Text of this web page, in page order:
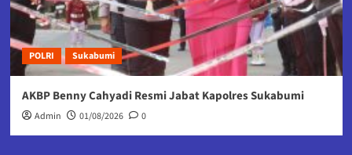
POLRI Sukabumi
AKBP Benny Cahyadi Resmi Jabat Kapolres Sukabumi
Admin 01/08/2026 0